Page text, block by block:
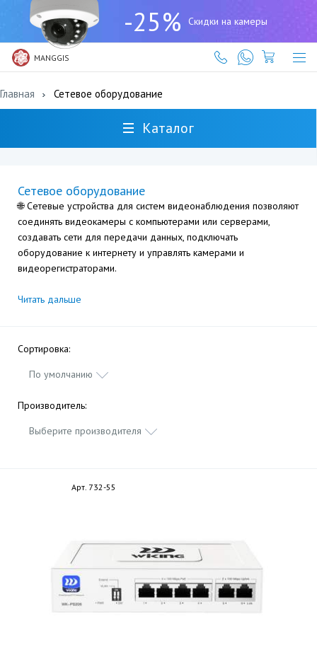
-25% Скидки на камеры
MANGGIS
(727)
317-
61-
61
Главная Сетевое оборудование
Каталог
Сетевое оборудование
🌐 Сетевые устройства для систем видеонаблюдения позволяют
соединять видеокамеры с компьютерами или серверами,
создавать сети для передачи данных, подключать
оборудование к интернету и управлять камерами и
видеорегистраторами.
Читать дальше
Сортировка:
По умолчанию
Производитель:
Выберите производителя
Арт. 732-55